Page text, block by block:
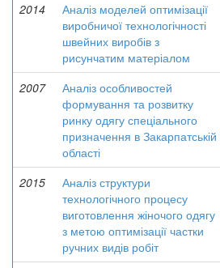
2014
Аналіз моделей оптимізації
виробничої технологічності
швейних виробів з
рисунчатим матеріалом
2007
Аналіз особливостей
формування та розвитку
ринку одягу спеціального
призначення в Закарпатській
області
2015
Аналіз структури
технологічного процесу
виготовлення жіночого одягу
з метою оптимізації частки
ручних видів робіт